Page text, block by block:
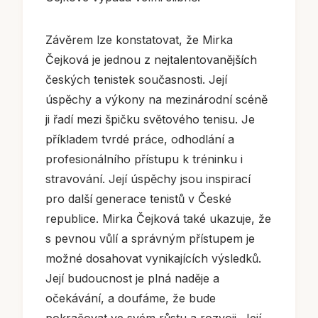
Závěrem lze konstatovat, že Mirka
Čejková je jednou z nejtalentovanějších
českých tenistek současnosti. Její
úspěchy a výkony na mezinárodní scéně
ji řadí mezi špičku světového tenisu. Je
příkladem tvrdé práce, odhodlání a
profesionálního přístupu k tréninku i
stravování. Její úspěchy jsou inspirací
pro další generace tenistů v České
republice. Mirka Čejková také ukazuje, že
s pevnou vůlí a správným přístupem je
možné dosahovat vynikajících výsledků.
Její budoucnost je plná naděje a
očekávání, a doufáme, že bude